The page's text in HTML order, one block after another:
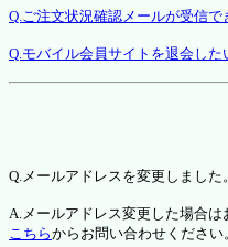
Q.ご注文状況確認メールが受信で
Q.モバイル会員サイトを退会した
Q.メールアドレスを変更しました。
A.メールアドレス変更した場合は
こちらからお問い合わせください